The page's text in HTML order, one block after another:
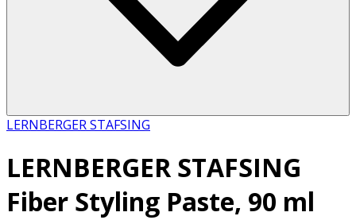
LERNBERGER STAFSING
LERNBERGER STAFSING
Fiber Styling Paste, 90 ml